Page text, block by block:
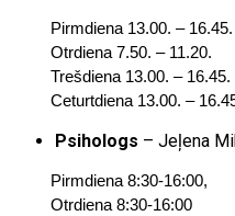
Pirmdiena 13.00. – 16.45.
Otrdiena 7.50. – 11.20.
Trešdiena 13.00. – 16.45.
Ceturtdiena 13.00. –
Psihologs – Jeļena
Pirmdiena 8:30-16:00,
Otrdiena 8:30-16:00